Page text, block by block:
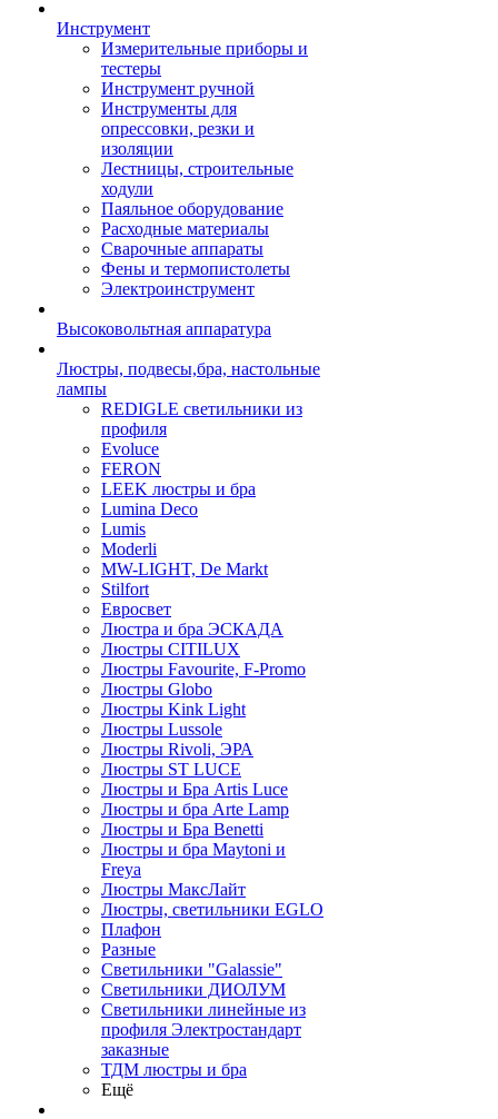
Инструмент
Измерительные приборы и
тестеры
Инструмент ручной
Инструменты для
опрессовки, резки и
изоляции
Лестницы, строительные
ходули
Паяльное оборудование
Расходные материалы
Сварочные аппараты
Фены и термопистолеты
Электроинструмент
Высоковольтная аппаратура
Люстры, подвесы,бра, настольные
лампы
REDIGLE светильники из
профиля
Evoluce
FERON
LEEK люстры и бра
Lumina Deco
Lumis
Moderli
MW-LIGHT, De Markt
Stilfort
Евросвет
Люстра и бра ЭСКАДА
Люстры CITILUX
Люстры Favourite, F-Promo
Люстры Globo
Люстры Kink Light
Люстры Lussole
Люстры Rivoli, ЭРА
Люстры ST LUCE
Люстры и Бра Artis Luce
Люстры и бра Arte Lamp
Люстры и Бра Benetti
Люстры и бра Maytoni и
Freya
Люстры МаксЛайт
Люстры, светильники EGLO
Плафон
Разные
Светильники "Galassie"
Светильники ДИОЛУМ
Светильники линейные из
профиля Электростандарт
заказные
ТДМ люстры и бра
Ещё